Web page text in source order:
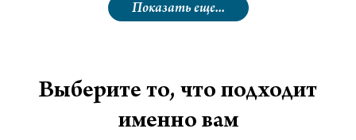
Показать еще...
Выберите то, что подходит
именно вам